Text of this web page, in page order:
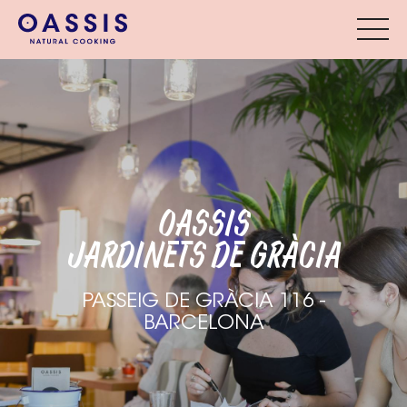
OASSIS
JARDINETS DE GRÀCIA
PASSEIG DE GRÀCIA 116 -
BARCELONA